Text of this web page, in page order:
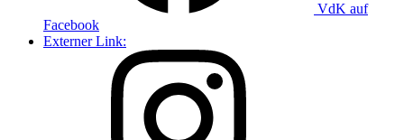
VdK auf
Facebook
Externer Link: